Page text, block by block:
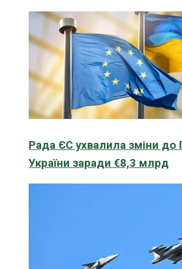
Рада ЄС ухвалила зміни до
України заради €8,3 млрд